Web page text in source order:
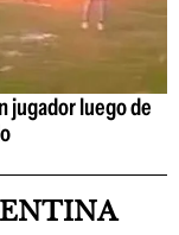
jugador luego de